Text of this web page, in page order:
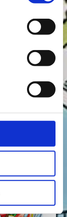
om vores
i